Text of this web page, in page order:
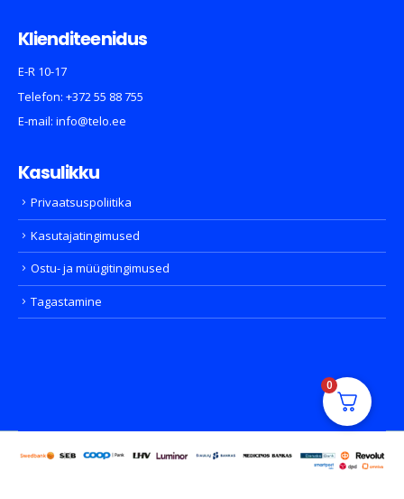
Klienditeenidus
E-R 10-17
Telefon: +372 55 88 755
E-mail: info@telo.ee
Kasulikku
Privaatsuspoliitika
Kasutajatingimused
Ostu- ja müügitingimused
Tagastamine
0